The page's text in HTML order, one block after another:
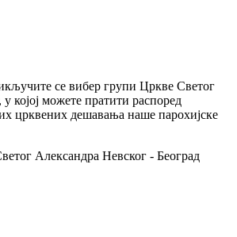
се вибер групи Цркве Светог
којој можете пратити распоред
црквених дешавања наше парохијске
Александра Невског - Београд